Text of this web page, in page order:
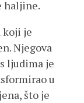
haljine.
koji je
Njegova
ljudima je
u
što je